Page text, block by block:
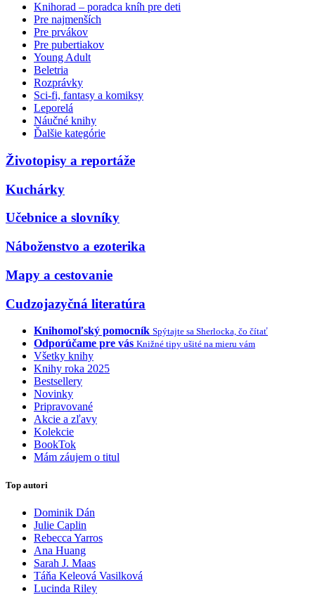
Knihorad – poradca kníh pre deti
Pre najmenších
Pre prvákov
Pre pubertiakov
Young Adult
Beletria
Rozprávky
Sci-fi, fantasy a komiksy
Leporelá
Náučné knihy
Ďalšie kategórie
Životopisy a reportáže
Kuchárky
Učebnice a slovníky
Náboženstvo a ezoterika
Mapy a cestovanie
Cudzojazyčná literatúra
Knihomoľský pomocník Spýtajte sa Sherlocka, čo čítať
Odporúčame pre vás Knižné tipy ušité na mieru vám
Všetky knihy
Knihy roka 2025
Bestsellery
Novinky
Pripravované
Akcie a zľavy
Kolekcie
BookTok
Mám záujem o titul
Top autori
Dominik Dán
Julie Caplin
Rebecca Yarros
Ana Huang
Sarah J. Maas
Táňa Keleová Vasilková
Lucinda Riley